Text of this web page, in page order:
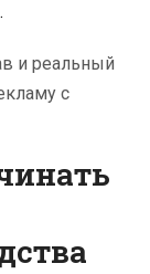
и реальный
с